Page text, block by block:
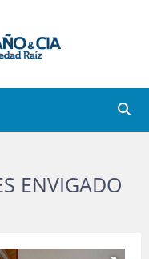
ENVIGADO